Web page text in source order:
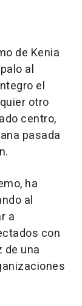
de Kenia
al
el
otro
centro,
pasada
ha
al
a
con
de una